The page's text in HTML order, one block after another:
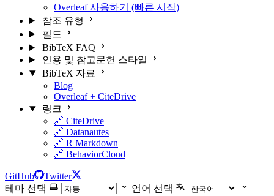
Overleaf 사용하기 (빠른 시작)
참조 유형
필드
BibTeX FAQ
인용 및 참고문헌 스타일
BibTeX 자료
Blog
Overleaf + CiteDrive
링크
🔗 CiteDrive
🔗 Datanautes
🔗 R Markdown
🔗 BehaviorCloud
GitHub
Twitter
테마 선택
언어 선택